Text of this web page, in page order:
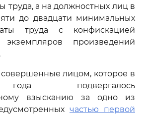
труда, а на должностных лиц в
до двадцати минимальных
труда с конфискацией
экземпляров произведений
совершенные лицом, которое в
подвергалось
взысканию за одно из
частью первой